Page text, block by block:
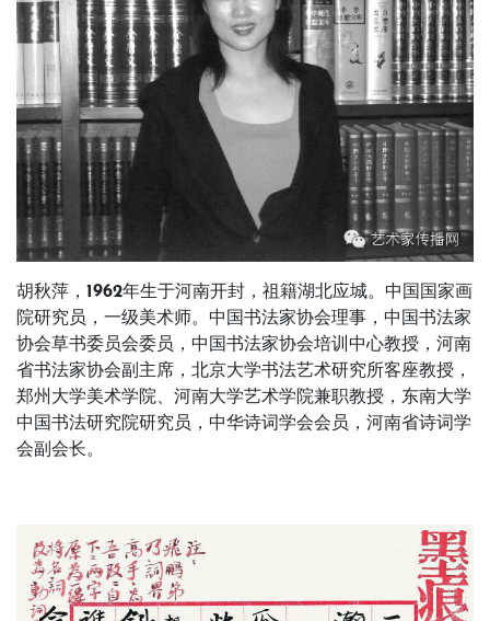
胡秋萍，1962年生于河南开封，祖籍湖北应城。 中国国家画
院研究员，一级美术师。中国书法家协会理事，中国书法家
协会草书委员会委员，中国书法家协会培训中心教授，河南
省书法家协会副主席，北京大学书法艺术研究所客座教授，
郑州大学美术学院、河南大学艺术学院兼职教授，东南大学
中国书法研究院研究员，中华诗词学会会员，河南省诗词学
会副会长。